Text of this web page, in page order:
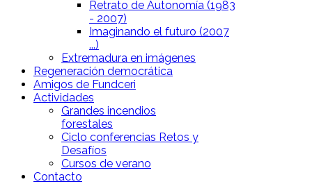
Retrato de Autonomía (1983
- 2007)
Imaginando el futuro (2007
...)
Extremadura en imágenes
Regeneración democrática
Amigos de Fundceri
Actividades
Grandes incendios
forestales
Ciclo conferencias Retos y
Desafíos
Cursos de verano
Contacto